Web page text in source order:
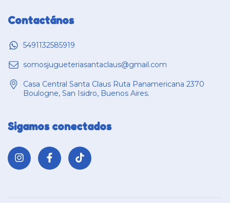
Contactános
5491132585919
somosjugueteriasantaclaus@gmail.com
Casa Central Santa Claus Ruta Panamericana 2370
Boulogne, San Isidro, Buenos Aires.
Sigamos conectados